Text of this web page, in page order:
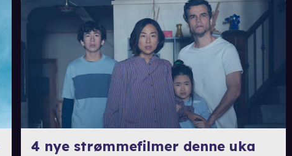
4 nye strømmefilmer denne uka